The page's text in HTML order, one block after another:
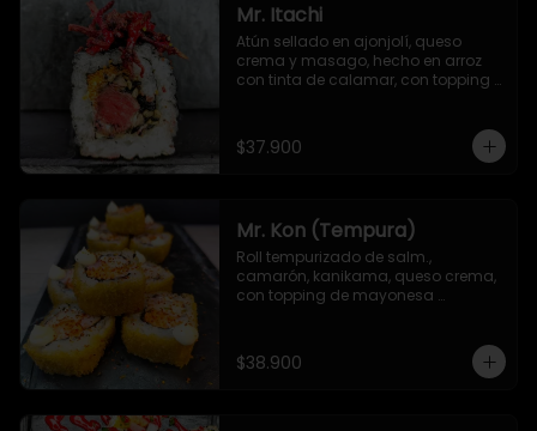
Mr. Itachi
Atún sellado en ajonjolí, queso
crema y masago, hecho en arroz
con tinta de calamar, con topping
$37.900
Mr. Kon (Tempura)
Roll tempurizado de salm.,
camarón, kanikama, queso crema,
con topping de mayonesa
$38.900